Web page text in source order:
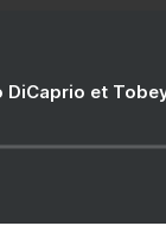
DiCaprio et